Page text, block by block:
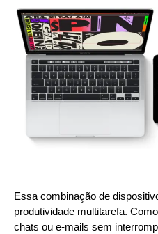
Essa combinação de
produtividade multitarefa.
chats ou e-mails sem